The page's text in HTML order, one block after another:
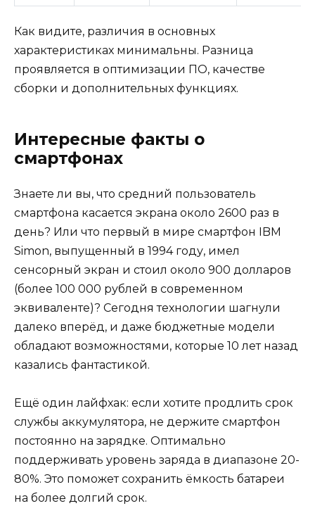
Как видите, различия в основных
характеристиках минимальны. Разница
проявляется в оптимизации ПО, качестве
сборки и дополнительных функциях.
Интересные факты о
смартфонах
Знаете ли вы, что средний пользователь
смартфона касается экрана около 2600 раз в
день? Или что первый в мире смартфон IBM
Simon, выпущенный в 1994 году, имел
сенсорный экран и стоил около 900 долларов
(более 100 000 рублей в современном
эквиваленте)? Сегодня технологии шагнули
далеко вперёд, и даже бюджетные модели
обладают возможностями, которые 10 лет назад
казались фантастикой.
Ещё один лайфхак: если хотите продлить срок
службы аккумулятора, не держите смартфон
постоянно на зарядке. Оптимально
поддерживать уровень заряда в диапазоне 20-
80%. Это поможет сохранить ёмкость батареи
на более долгий срок.